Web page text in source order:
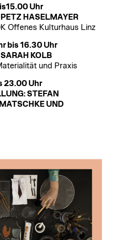
Uhr
HASELMAYER
Offenes Kulturhaus Linz
bis 16.30 Uhr
KOLB
und Praxis
23.00 Uhr
STEFAN
UND